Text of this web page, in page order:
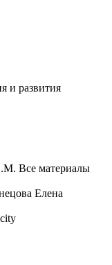
и развития
Все материалы
Елена